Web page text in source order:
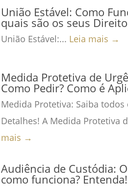
União Estável: Como
quais são os seus
União Estável:... Leia mais →
Medida Protetiva de
Como Pedir? Como é
Medida Protetiva: Saiba todos
Detalhes! A Medida Protetiva
mais →
Audiência de Custódia:
como funciona?